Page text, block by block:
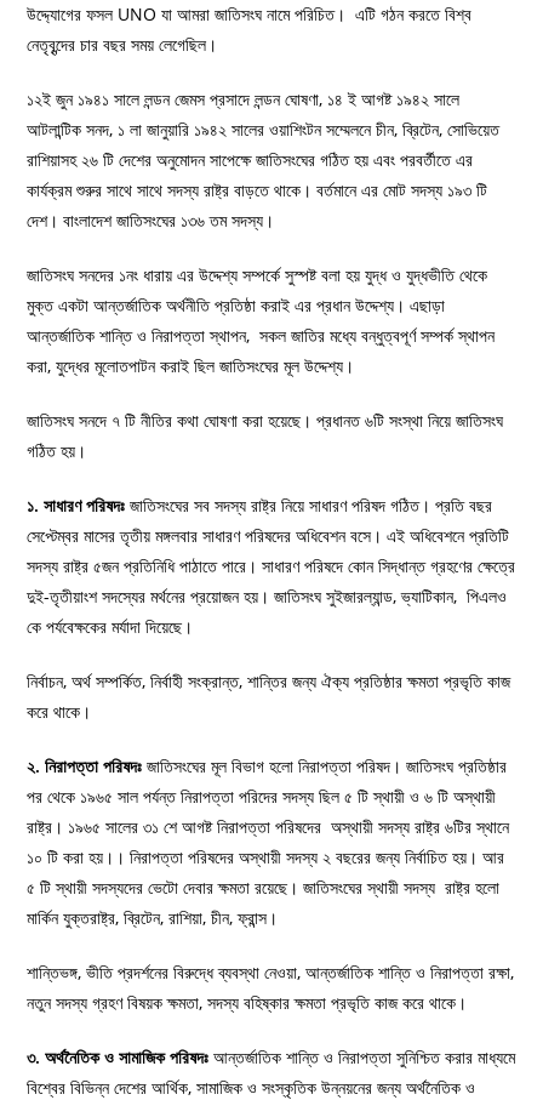
উদ্দ্যোগের ফসল UNO যা আমরা জাতিসংঘ নামে পরিচিত। এটি গঠন করতে বিশ্ব
নেতৃবৃন্দের চার বছর সময় লেগেছিল।
১২ই জুন ১৯৪১ সালে লন্ডন জেমস প্রসাদে লন্ডন ঘোষণা, ১৪ ই আগষ্ট ১৯৪২ সালে
আটলান্টিক সনদ, ১ লা জানুয়ারি ১৯৪২ সালের ওয়াশিংটন সম্মেলনে চীন, ব্রিটেন, সোভিয়েত
রাশিয়াসহ ২৬ টি দেশের অনুমোদন সাপেক্ষে জাতিসংঘের গঠিত হয় এবং পরবর্তীতে এর
কার্যক্রম শুরুর সাথে সাথে সদস্য রাষ্ট্র বাড়তে থাকে। বর্তমানে এর মোট সদস্য ১৯৩ টি
দেশ। বাংলাদেশ জাতিসংঘের ১৩৬ তম সদস্য।
জাতিসংঘ সনদের ১নং ধারায় এর উদ্দেশ্য সম্পর্কে সুস্পষ্ট বলা হয় যুদ্ধ ও যুদ্ধভীতি থেকে
মুক্ত একটা আন্তর্জাতিক অর্থনীতি প্রতিষ্ঠা করাই এর প্রধান উদ্দেশ্য। এছাড়া
আন্তর্জাতিক শান্তি ও নিরাপত্তা স্থাপন, সকল জাতির মধ্যে বন্ধুত্বপূর্ণ সম্পর্ক স্থাপন
করা, যুদ্ধের মূলোতপাটন করাই ছিল জাতিসংঘের মূল উদ্দেশ্য।
জাতিসংঘ সনদে ৭ টি নীতির কথা ঘোষণা করা হয়েছে। প্রধানত ৬টি সংস্থা নিয়ে জাতিসংঘ
গঠিত হয়।
১. সাধারণ পরিষদঃজাতিসংঘের সব সদস্য রাষ্ট্র নিয়ে সাধারণ পরিষদ গঠিত। প্রতি বছর
সেপ্টেম্বর মাসের তৃতীয় মঙ্গলবার সাধারণ পরিষদের অধিবেশন বসে। এই অধিবেশনে প্রতিটি
সদস্য রাষ্ট্র ৫জন প্রতিনিধি পাঠাতে পারে। সাধারণ পরিষদে কোন সিদ্ধান্ত গ্রহণের ক্ষেত্রে
দুই-তৃতীয়াংশ সদস্যের মর্থনের প্রয়োজন হয়। জাতিসংঘ সুইজারল্যান্ড, ভ্যাটিকান, পিএলও
কে পর্যবেক্ষকের মর্যাদা দিয়েছে।
নির্বাচন, অর্থ সম্পর্কিত, নির্বাহী সংক্রান্ত, শান্তির জন্য ঐক্য প্রতিষ্ঠার ক্ষমতা প্রভৃতি কাজ
করে থাকে।
২. নিরাপত্তা পরিষদঃ জাতিসংঘের মূল বিভাগ হলো নিরাপত্তা পরিষদ। জাতিসংঘ প্রতিষ্ঠার
পর থেকে ১৯৬৫ সাল পর্যন্ত নিরাপত্তা পরিদের সদস্য ছিল ৫ টি স্থায়ী ও ৬ টি অস্থায়ী
রাষ্ট্র। ১৯৬৫ সালের ৩১ শে আগষ্ট নিরাপত্তা পরিষদের অস্থায়ী সদস্য রাষ্ট্র ৬টির স্থানে
১০ টি করা হয়।। নিরাপত্তা পরিষদের অস্থায়ী সদস্য ২ বছরের জন্য নির্বাচিত হয়। আর
৫ টি স্থায়ী সদস্যদের ভেটো দেবার ক্ষমতা রয়েছে। জাতিসংঘের স্থায়ী সদস্য রাষ্ট্র হলো
মার্কিন যুক্তরাষ্ট্র, ব্রিটেন, রাশিয়া, চীন, ফ্রান্স।
শান্তিভঙ্গ, ভীতি প্রদর্শনের বিরুদ্ধে ব্যবস্থা নেওয়া, আন্তর্জাতিক শান্তি ও নিরাপত্তা রক্ষা,
নতুন সদস্য গ্রহণ বিষয়ক ক্ষমতা, সদস্য বহিষ্কার ক্ষমতা প্রভৃতি কাজ করে থাকে।
৩. অর্থনৈতিক ও সামাজিক পরিষদঃ আন্তর্জাতিক শান্তি ও নিরাপত্তা সুনিশ্চিত করার মাধ্যমে
বিশ্বের বিভিন্ন দেশের আর্থিক, সামাজিক ও সংস্কৃতিক উন্নয়নের জন্য অর্থনৈতিক ও